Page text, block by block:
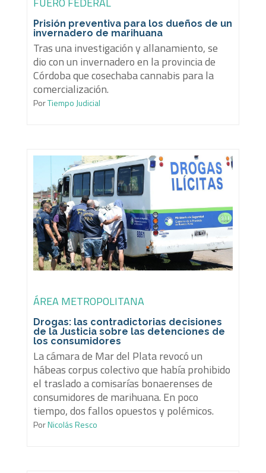
Prisión preventiva para los dueños de un
invernadero de marihuana
Tras una investigación y allanamiento, se
dio con un invernadero en la provincia de
Córdoba que cosechaba cannabis para la
comercialización.
PorTiempo Judicial
ÁREA METROPOLITANA
Drogas: las contradictorias decisiones
de la Justicia sobre las detenciones de
los consumidores
La cámara de Mar del Plata revocó un
hábeas corpus colectivo que había prohibido
el traslado a comisarías bonaerenses de
consumidores de marihuana. En poco
tiempo, dos fallos opuestos y polémicos.
PorNicolás Resco